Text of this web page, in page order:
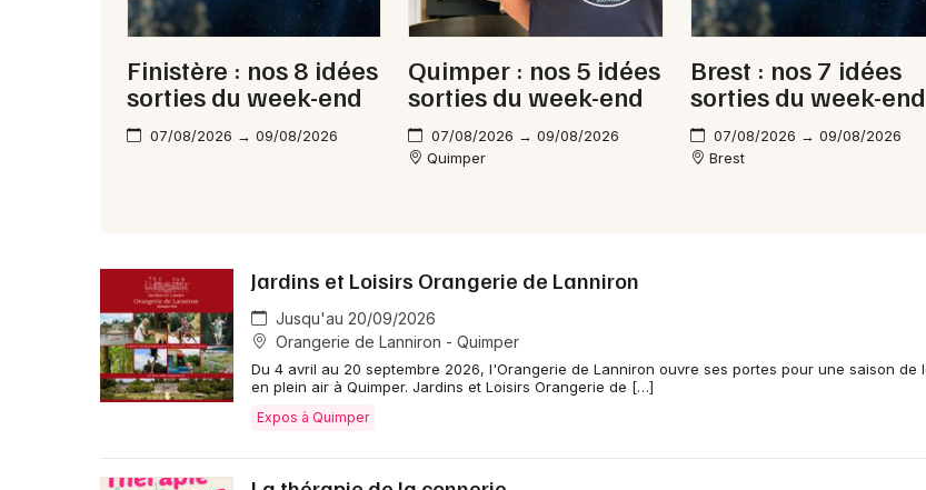
Mon email
Je m'abonne
Finistère : nos 8 idées
sorties du week-end
07/08/2026 → 09/08/2026
Quimper : nos 5 idées
sorties du week-end
07/08/2026 → 09/08/2026
Quimper
Brest : nos 7 idées
sorties du week-end
07/08/2026 → 09/08/2026
Brest
Jardins et Loisirs Orangerie de Lanniron
Jusqu'au 20/09/2026
Orangerie de Lanniron - Quimper
Du 4 avril au 20 septembre 2026, l'Orangerie de Lanniron ouvre ses portes pour une saison de
en plein air à Quimper. Jardins et Loisirs Orangerie de […]
Expos à Quimper